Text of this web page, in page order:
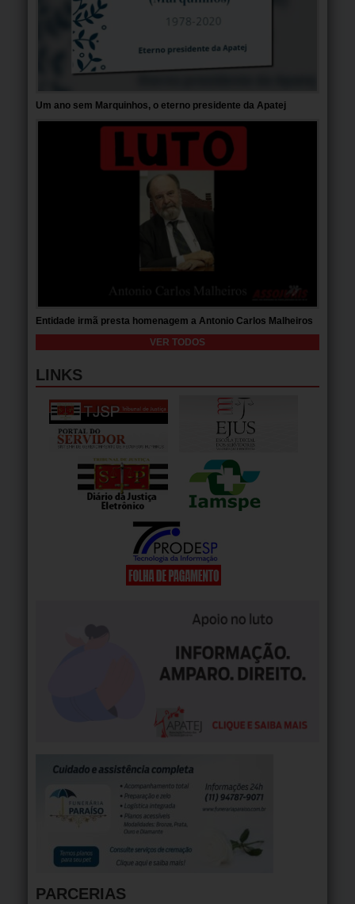
Um ano sem Marquinhos, o eterno presidente da Apatej
Entidade irmã presta homenagem a Antonio Carlos Malheiros
VER TODOS
LINKS
PARCERIAS